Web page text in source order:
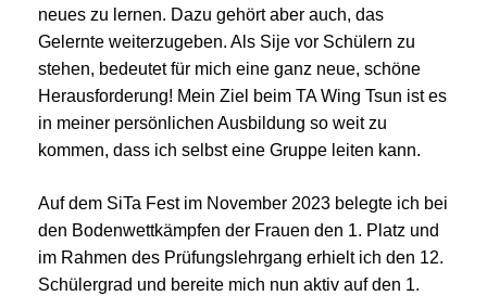
neues zu lernen. Dazu gehört aber auch, das
Gelernte weiterzugeben. Als Sije vor Schülern zu
stehen, bedeutet für mich eine ganz neue, schöne
Herausforderung! Mein Ziel beim TA Wing Tsun ist es
in meiner persönlichen Ausbildung so weit zu
kommen, dass ich selbst eine Gruppe leiten kann.
Auf dem SiTa Fest im November 2023 belegte ich bei
den Bodenwettkämpfen der Frauen den 1. Platz und
im Rahmen des Prüfungslehrgang erhielt ich den 12.
Schülergrad und bereite mich nun aktiv auf den 1.